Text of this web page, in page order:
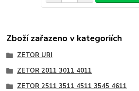
Zboží zařazeno v kategoriích
ZETOR URI
ZETOR 2011 3011 4011
ZETOR 2511 3511 4511 3545 4611